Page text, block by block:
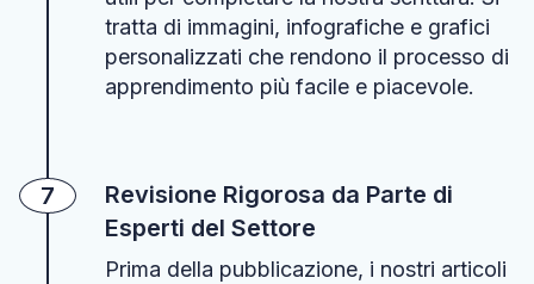
tratta di immagini, infografiche e grafici
personalizzati che rendono il processo di
apprendimento più facile e piacevole.
Revisione Rigorosa da Parte di
Esperti del Settore
Prima della pubblicazione, i nostri articoli
7